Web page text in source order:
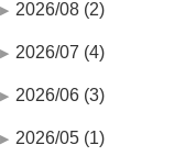
2026/08 (2)
2026/07 (4)
2026/06 (3)
2026/05 (1)